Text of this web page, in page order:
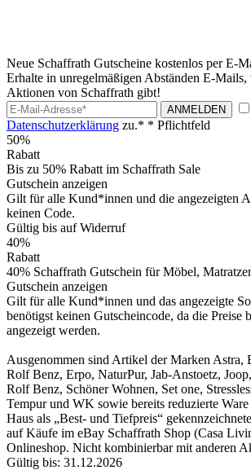
Neue Schaffrath Gutscheine kostenlos per E-
Erhalte in unregelmäßigen Abständen E-Mails,
Aktionen von Schaffrath gibt!
ANMELDEN
Datenschutzerklärung zu.* * Pflichtfeld
50%
Rabatt
Bis zu 50% Rabatt im Schaffrath Sale
Gutschein anzeigen
Gilt für alle Kund*innen und die angezeigten
keinen Code.
Gültig bis auf Widerruf
40%
Rabatt
40% Schaffrath Gutschein für Möbel,
Gutschein anzeigen
Gilt für alle Kund*innen und das angezeigte
benötigst keinen Gutscheincode, da die Preise
angezeigt werden.
Ausgenommen sind Artikel der Marken Astra,
Rolf Benz, Erpo, NaturPur, Jab-Anstoetz,
Rolf Benz, Schöner Wohnen, Set one,
Tempur und WK sowie bereits reduzierte
Haus als „Best- und Tiefpreis“
auf Käufe im eBay Schaffrath Shop (Casa
Onlineshop. Nicht kombinierbar mit anderen
Gültig bis: 31.12.2026